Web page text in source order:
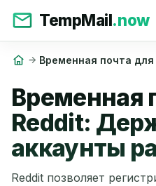
TempMail.now
Временная почта для
Временная
Reddit:
аккаунты
Reddit позволяет